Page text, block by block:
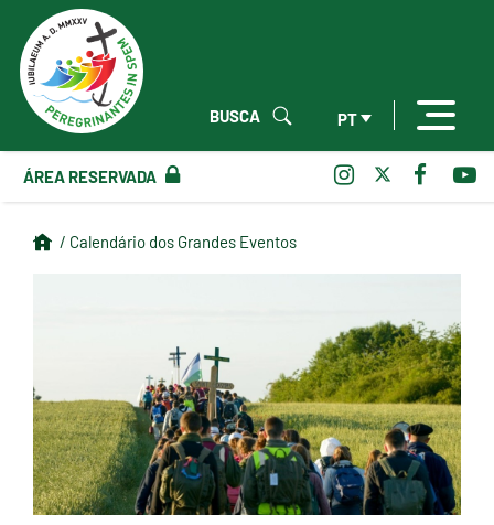
PT
BUSCA
ÁREA RESERVADA
/ Calendário dos Grandes Eventos